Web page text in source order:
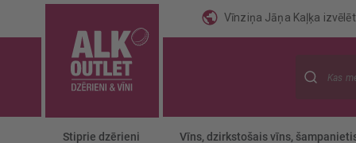
Vīnziņa Jāņa Kaļķa
Stiprie dzērieni Vīns, dzirkstošais vīns,